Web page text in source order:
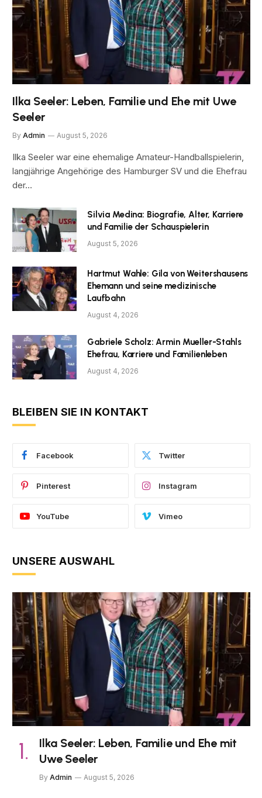
Ilka Seeler: Leben, Familie und Ehe mit Uwe
Seeler
By Admin August 5, 2026
Ilka Seeler war eine ehemalige Amateur-Handballspielerin,
langjährige Angehörige des Hamburger SV und die Ehefrau
der…
Silvia Medina: Biografie, Alter, Karriere
und Familie der Schauspielerin
August 5, 2026
Hartmut Wahle: Gila von Weitershausens
Ehemann und seine medizinische
Laufbahn
August 4, 2026
Gabriele Scholz: Armin Mueller-Stahls
Ehefrau, Karriere und Familienleben
August 4, 2026
BLEIBEN SIE IN KONTAKT
Facebook Twitter
Pinterest Instagram
YouTube Vimeo
UNSERE AUSWAHL
Ilka Seeler: Leben, Familie und Ehe mit
Uwe Seeler
By Admin August 5, 2026